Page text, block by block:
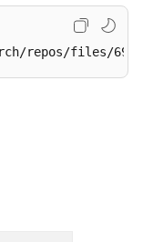
repos/files/